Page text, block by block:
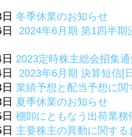
冬季休業のお知らせ
2024年6月期 第1四半
2023定時株主総会招集
2023年6月期 決算短信[
業績予想と配当予想に関
夏季休業のお知らせ
棚卸にともなう出荷業務
主要株主の異動に関する